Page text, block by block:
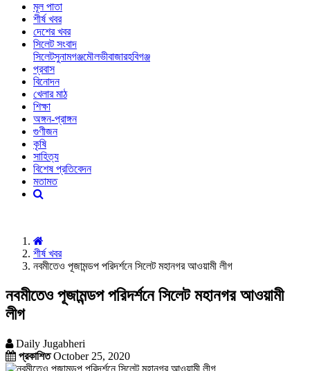
মূল পাতা
শীর্ষ খবর
দেশের খবর
সিলেট সংবাদ
সিলেটসুনামগঞ্জমৌলভীবাজারহবিগঞ্জ
প্রবাস
বিনোদন
খেলার মাঠ
শিক্ষা
অঙ্গন-প্রাঙ্গন
গুণীজন
কৃষি
সাহিত্য
বিশেষ প্রতিবেদন
মতামত
শীর্ষ খবর
নবমীতেও পূজামন্ডপ পরিদর্শনে সিলেট মহানগর আওয়ামী লীগ
নবমীতেও পূজামন্ডপ পরিদর্শনে সিলেট মহানগর আওয়ামী
লীগ
Daily Jugabheri
প্রকাশিতOctober 25, 2020